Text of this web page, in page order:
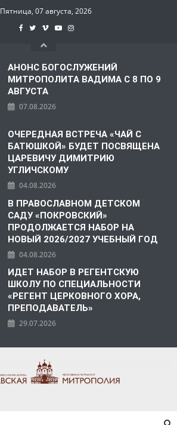
Пятница, 07 августа, 2026
АНОНС БОГОСЛУЖЕНИЙ
МИТРОПОЛИТА ВАДИМА С 8 ПО 9
АВГУСТА
07.08.2026
ОЧЕРЕДНАЯ ВСТРЕЧА «ЧАЙ С
БАТЮШКОЙ» БУДЕТ ПОСВЯЩЕНА
ЦАРЕВИЧУ ДИМИТРИЮ
УГЛИЧСКОМУ
04.08.2026
В ПРАВОСЛАВНОМ ДЕТСКОМ
САДУ «ПОКРОВСКИЙ»
ПРОДОЛЖАЕТСЯ НАБОР НА
НОВЫЙ 2026/2027 УЧЕБНЫЙ ГОД
04.08.2026
ИДЕТ НАБОР В РЕГЕНТСКУЮ
ШКОЛУ ПО СПЕЦИАЛЬНОСТИ
«РЕГЕНТ ЦЕРКОВНОГО ХОРА,
ПРЕПОДАВАТЕЛЬ»
29.07.2026